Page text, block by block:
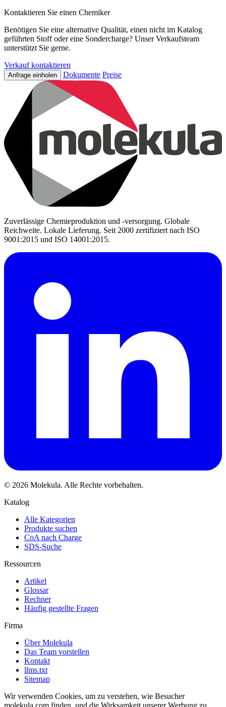
Kontaktieren Sie einen Chemiker
Benötigen Sie eine alternative Qualität, einen nicht im Katalog
geführten Stoff oder eine Sondercharge? Unser Verkaufsteam
unterstützt Sie gerne.
Verkauf kontaktieren
Anfrage einholen Dokumente Preise
Zuverlässige Chemieproduktion und -versorgung. Globale
Reichweite. Lokale Lieferung. Seit 2000 zertifiziert nach ISO
9001:2015 und ISO 14001:2015.
© 2026 Molekula. Alle Rechte vorbehalten.
Katalog
Alle Kategorien
Produkte suchen
CoA nach Charge
SDS-Suche
Ressourcen
Artikel
Glossar
Rechner
Häufig gestellte Fragen
Firma
Über Molekula
Das Team vorstellen
Kontakt
llms.txt
Sitemap
Wir verwenden Cookies, um zu verstehen, wie Besucher
molekula.com finden, und die Wirksamkeit unserer Werbung zu